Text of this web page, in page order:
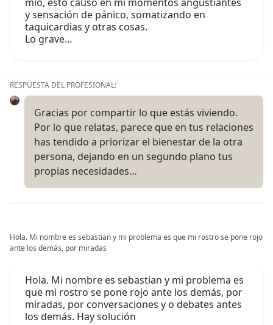
y sensación de pánico, somatizando en
taquicardias y otras cosas.
Lo grave…
RESPUESTA DEL PROFESIONAL:
Gracias por compartir lo que estás viviendo.
Por lo que relatas, parece que en tus relaciones
has tendido a priorizar el bienestar de la otra
persona, dejando en un segundo plano tus
propias necesidades…
Hola. Mi nombre es sebastian y mi problema es que mi rostro se pone rojo
ante los demás, por miradas
Hola. Mi nombre es sebastian y mi problema es
que mi rostro se pone rojo ante los demás, por
miradas, por conversaciones y o debates antes
los demás. Hay solución